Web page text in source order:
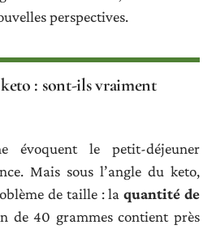
perspectives.
keto : sont-ils vraiment
évoquent le petit-déjeuner
Mais sous l’angle du keto,
de taille : laquantité de
de 40 grammes contient près